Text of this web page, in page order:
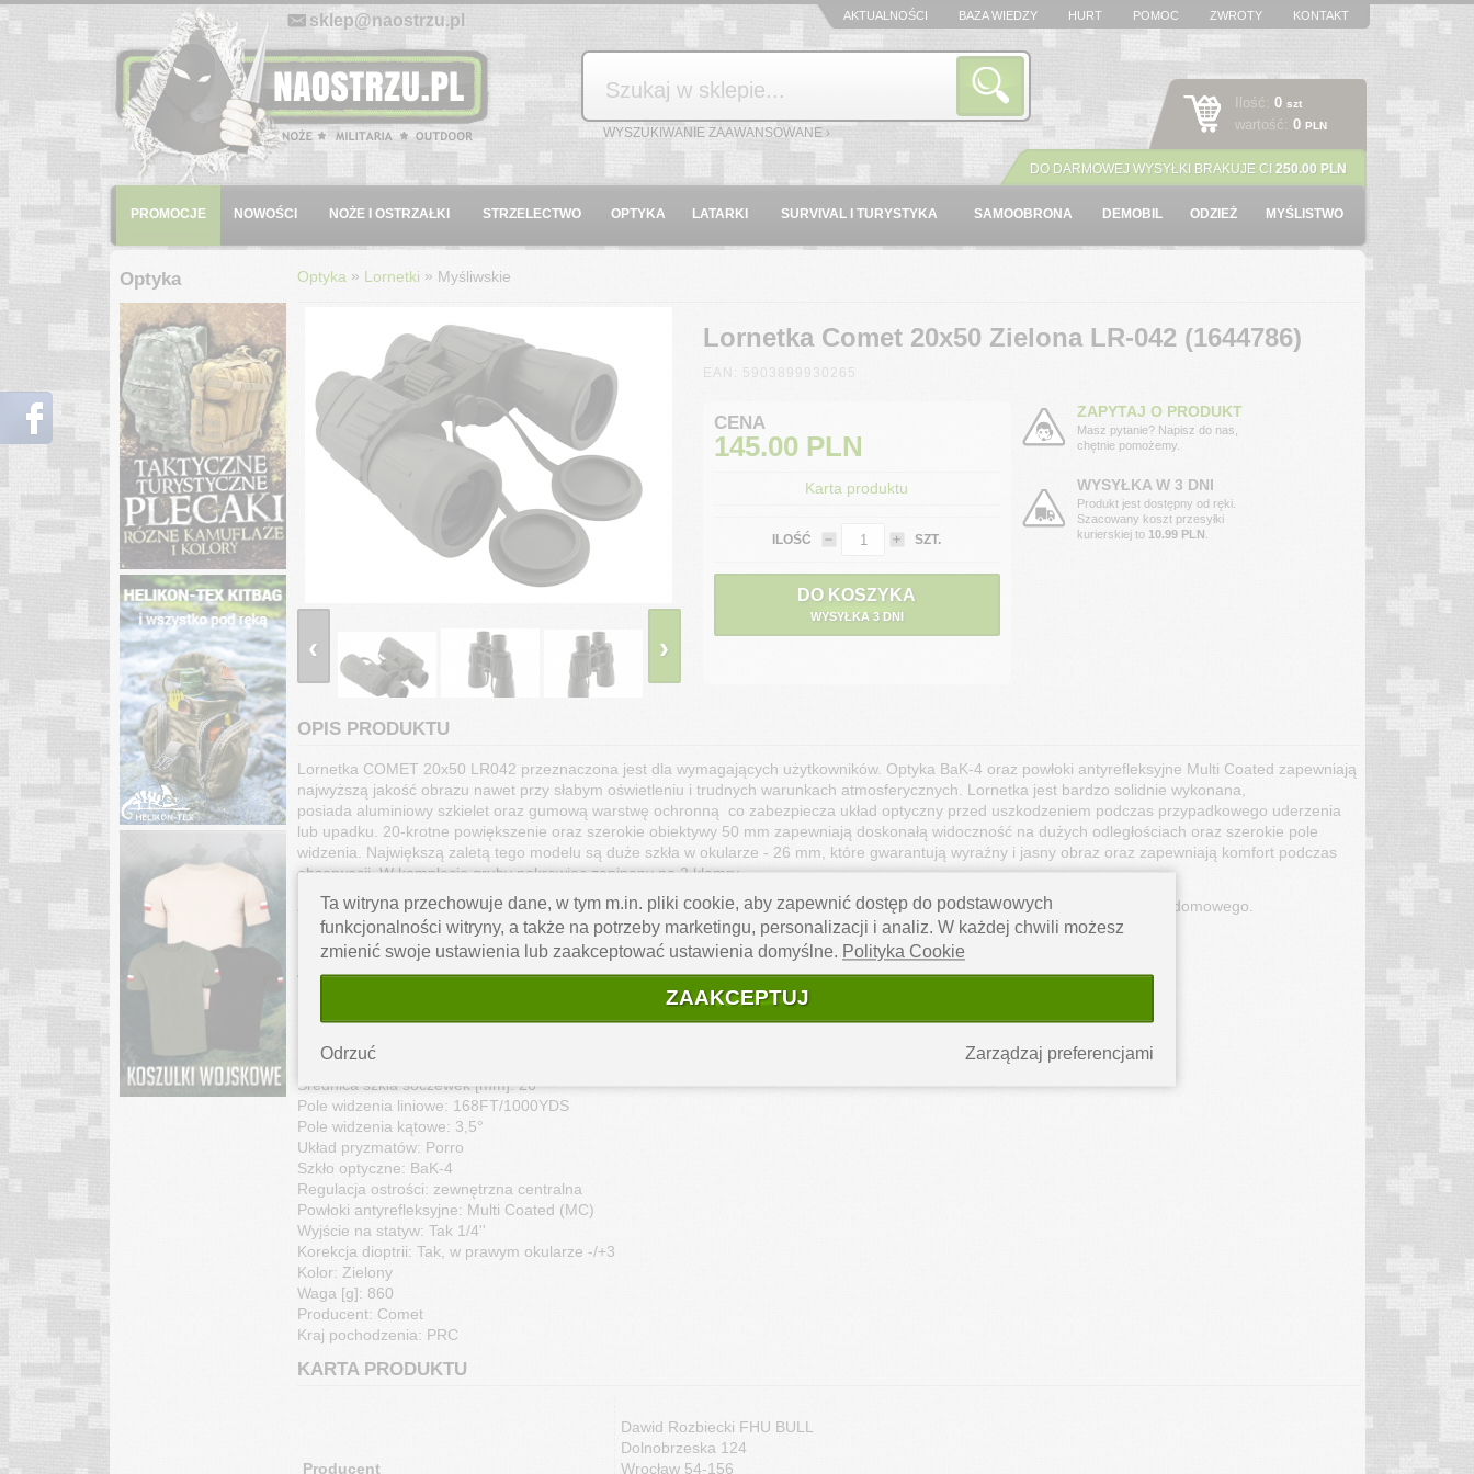
AKTUALNOŚCI BAZA WIEDZY HURT POMOC ZWROTY KONTAKT
E-mail:
sklep@naostrzu.pl
Ilość: 0 szt
wartość: 0 PLN
Szukaj
WYSZUKIWANIE ZAAWANSOWANE ›
DO DARMOWEJ WYSYŁKI BRAKUJE CI 250.00 PLN
Menu
PROMOCJE NOWOŚCI NOŻE I OSTRZAŁKI STRZELECTWO OPTYKA LATARKI SURVIVAL I TURYSTYKA SAMOOBRONA DEMOBIL ODZIEŻ MYŚLISTWO
Optyka Optyka » Lornetki » Myśliwskie
›
‹
Lornetka Comet 20x50 Zielona LR-042 (1644786)
EAN: 5903899930265
CENA
145.00 PLN
Karta produktu
ILOŚĆ SZT.
DO KOSZYKA
WYSYŁKA 3 DNI
ZAPYTAJ O PRODUKT
Masz pytanie? Napisz do nas,
chętnie pomożemy.
WYSYŁKA W 3 DNI
Produkt jest dostępny od ręki.
Szacowany koszt przesyłki
kurierskiej to 10.99 PLN
OPIS PRODUKTU
Lornetka COMET 20x50 LR042 przeznaczona jest dla wymagających użytkowników. Optyka BaK-4 oraz powłoki antyrefleksyjne Multi Coated zapewniają
najwyższą jakość obrazu nawet przy słabym oświetleniu i trudnych warunkach atmosferycznych. Lornetka jest bardzo solidnie wykonana,
posiada aluminiowy szkielet oraz gumową warstwę ochronną co zabezpiecza układ optyczny przed uszkodzeniem podczas przypadkowego uderzenia
lub upadku. 20-krotne powiększenie oraz szerokie obiektywy 50 mm zapewniają doskonałą widoczność na dużych odległościach oraz szerokie pole
widzenia. Największą zaletą tego modelu są duże szkła w okularze - 26 mm, które gwarantują wyraźny i jasny obraz oraz zapewniają komfort podczas
obserwacji. W komplecie gruby pokrowiec zapinany na 2 klamry.
Zastosowanie: wycieczki, polowania, imprezy sportowe, koncerty, żeglarstwo, wyprawy górskie, obserwacje ptaków, do użytku domowego.
DANE TECHNICZNE:
Model: Comet LR-042
Wysokość [cm]: 17,5
Powiększenie: 20x
Średnica obiektywów wewnętrzna [mm]: 50
Średnica obiektywów zewnętrzna [mm]: 63
Średnica szkła soczewek [mm]: 26
Pole widzenia liniowe: 168FT/1000YDS
Pole widzenia kątowe: 3,5°
Układ pryzmatów: Porro
Szkło optyczne: BaK-4
Regulacja ostrości: zewnętrzna centralna
Powłoki antyrefleksyjne: Multi Coated (MC)
Wyjście na statyw: Tak 1/4''
Korekcja dioptrii: Tak, w prawym okularze -/+3
Kolor: Zielony
Waga [g]: 860
Producent: Comet
Kraj pochodzenia: PRC
KARTA PRODUKTU
Producent
Dawid Rozbiecki FHU BULL
Dolnobrzeska 124
Wrocław 54-156
Ta witryna przechowuje dane, w tym m.in. pliki cookie, aby zapewnić dostęp do podstawowych
funkcjonalności witryny, a także na potrzeby marketingu, personalizacji i analiz. W każdej chwili możesz
zmienić swoje ustawienia lub zaakceptować ustawienia domyślne. Polityka Cookie
ZAAKCEPTUJ
Zarządzaj preferencjami
Odrzuć